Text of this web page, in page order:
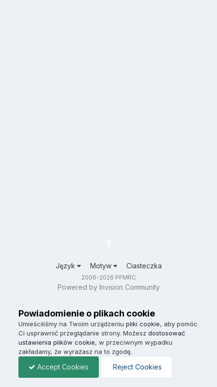
Język Motyw Ciasteczka
2006-2026 PFMRC
Powered by Invision Community
Powiadomienie o plikach cookie
Umieściliśmy na Twoim urządzeniu pliki cookie, aby pomóc
Ci usprawnić przeglądanie strony. Możesz dostosować
ustawienia plików cookie, w przeciwnym wypadku
zakładamy, że wyrażasz na to zgodę.
Accept Cookies Reject Cookies